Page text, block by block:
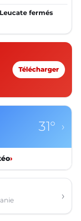
fermés
Télécharger
31° ›
›
›